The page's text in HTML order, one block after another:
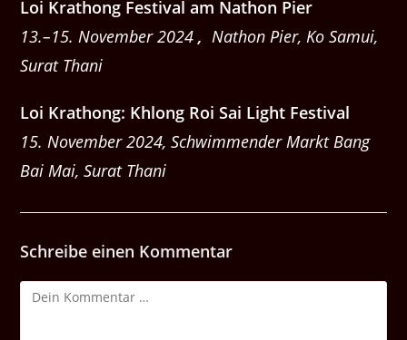
Loi Krathong Festival am Nathon Pier
13.–15. November 2024, Nathon Pier, Ko Samui,
Surat Thani
Loi Krathong: Khlong Roi Sai Light Festival
15. November 2024, Schwimmender Markt Bang
Bai Mai, Surat Thani
Schreibe einen Kommentar
Kommentar